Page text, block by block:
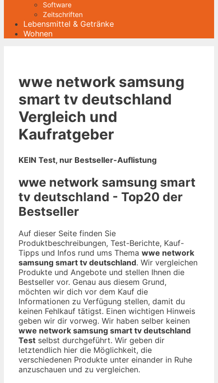
Software
Zeitschriften
Lebensmittel & Getränke
Wohnen
wwe network samsung
smart tv deutschland
Vergleich und
Kaufratgeber
KEIN Test, nur Bestseller-Auflistung
wwe network samsung smart
tv deutschland - Top20 der
Bestseller
Auf dieser Seite finden Sie
Produktbeschreibungen, Test-Berichte, Kauf-
Tipps und Infos rund ums Thema wwe network
samsung smart tv deutschland. Wir vergleichen
Produkte und Angebote und stellen Ihnen die
Bestseller vor. Genau aus diesem Grund,
möchten wir dich vor dem Kauf die
Informationen zu Verfügung stellen, damit du
keinen Fehlkauf tätigst. Einen wichtigen Hinweis
geben wir dir vorweg. Wir haben selber keinen
wwe network samsung smart tv deutschland
Test selbst durchgeführt. Wir geben dir
letztendlich hier die Möglichkeit, die
verschiedenen Produkte unter einander in Ruhe
anzuschauen und zu vergleichen.